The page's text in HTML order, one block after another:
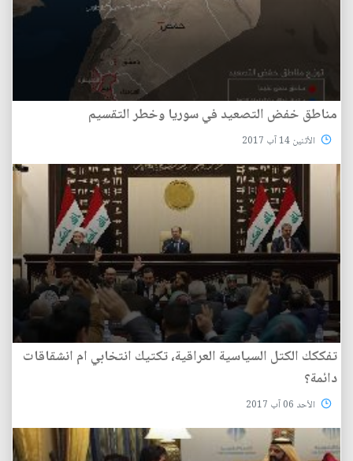
مناطق خفض التصعيد في سوريا وخطر التقسيم
الأثنين 14 آب 2017
تفككك الكتل السياسية العراقية، تكتيك انتخابي ام انشقاقات
دائمة؟
الأحد 06 آب 2017